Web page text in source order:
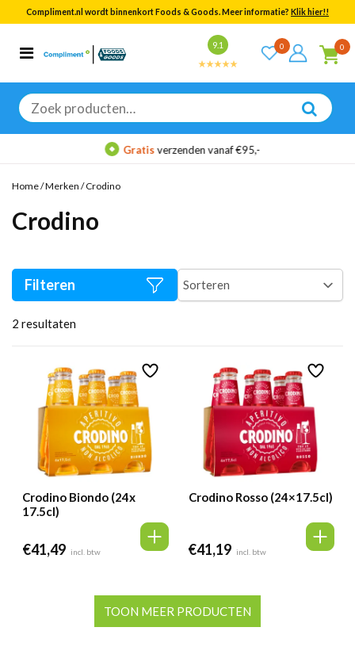
Compliment.nl wordt binnenkort Foods & Goods. Meer informatie? Klik hier!!
9.1 0 0
Zoeken
naar:
Categorieën
Bekijk alle resultaten
Gratisverzenden vanaf €95,-
Home/Merken /Crodino
Crodino
2 resultaten
Filteren
Crodino Biondo (24x
17.5cl)
€41,49 incl. btw
Crodino Rosso (24×17.5cl)
€41,19 incl. btw
TOON MEER PRODUCTEN